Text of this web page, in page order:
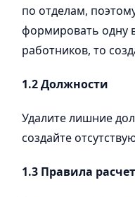
по отделам,
формировать одну
работников, то
1.2 Должности
Удалите лишние
создайте
1.3 Правила